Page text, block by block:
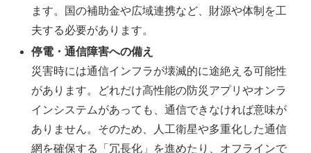
ます。国の補助金や広域連携など、財源や体制を工
夫する必要があります。
停電・通信障害への備え
災害時には通信インフラが壊滅的に途絶える可能性
があります。どれだけ高性能の防災アプリやオンラ
インシステムがあっても、通信できなければ意味が
ありません。そのため、人工衛星や多重化した通信
網を確保する「冗長化」を進めたり、オフラインで